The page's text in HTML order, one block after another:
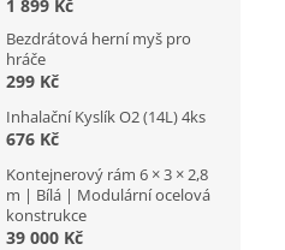
1 899 Kč
Bezdrátová herní myš pro
hráče
299 Kč
Inhalační Kyslík O2 (14L) 4ks
676 Kč
Kontejnerový rám 6 × 3 × 2,8
m | Bílá | Modulární ocelová
konstrukce
39 000 Kč